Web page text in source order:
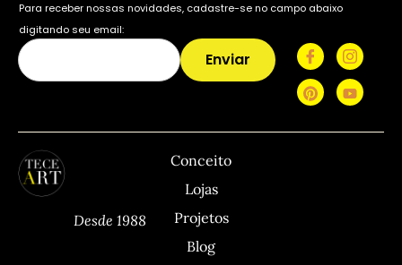
Para receber nossas novidades, cadastre-se no campo abaixo
digitando seu email:
Enviar
Desde 1988
Conceito
Lojas
Projetos
Blog